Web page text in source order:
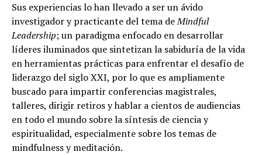
Sus experiencias lo han llevado a ser un ávido
investigador y practicante del tema deMindful
Leadership; un paradigma enfocado en desarrollar
líderes iluminados que sintetizan la sabiduría de la vida
en herramientas prácticas para enfrentar el desafío de
liderazgo del siglo XXI, por lo que es ampliamente
buscado para impartir conferencias magistrales,
talleres, dirigir retiros y hablar a cientos de audiencias
en todo el mundo sobre la síntesis de ciencia y
espiritualidad, especialmente sobre los temas de
mindfulness y meditación.